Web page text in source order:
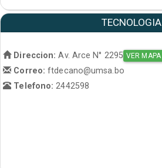
TECNOLOGIA
Direccion: Av. Arce N° 2295 VER MAPA
Correo:ftdecano@umsa.bo
Telefono: 2442598